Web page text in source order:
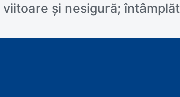
și nesigură;